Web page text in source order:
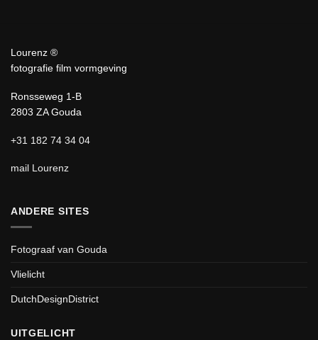
Lourenz ®
fotografie film vormgeving
Ronsseweg 1-B
2803 ZA Gouda
+31 182 74 34 04
mail Lourenz
ANDERE SITES
Fotograaf van Gouda
Vlielicht
DutchDesignDistrict
UITGELICHT